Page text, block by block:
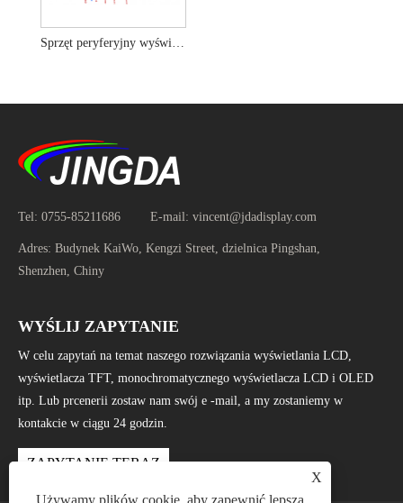
Sprzęt peryferyjny wyświetlacza LCD na płycie rozwojowej ARM
Tel: 0755-85211686 E-mail: vincent@jdadisplay.com
Adres: Budynek KaiWo, Kengzi Street, dzielnica Pingshan,
Shenzhen, Chiny
WYŚLIJ ZAPYTANIE
W celu zapytań na temat naszego rozwiązania wyświetlania LCD,
wyświetlacza TFT, monochromatycznego wyświetlacza LCD i OLED
itp. Lub prcenerii zostaw nam swój e -mail, a my zostaniemy w
kontakcie w ciągu 24 godzin.
ZAPYTANIE TERAZ
X
Używamy plików cookie, aby zapewnić lepszą